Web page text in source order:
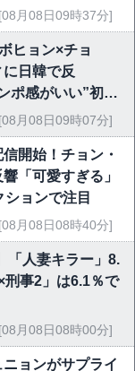
[08月08日09時37分]
ヒョン×チョ
日韓で反
ポ感がいい”初回
[08月08日09時07分]
開始！チョン・
「可愛すぎる」
ョンで注目
[08月08日08時40分]
「人妻キラー」8.
刑事2」は6.1％で
[08月08日08時00分]
ニョンがサプライ